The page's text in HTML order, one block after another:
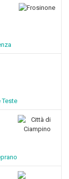
Teste